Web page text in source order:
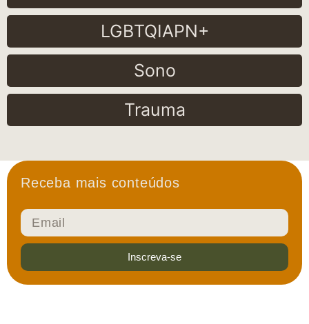
LGBTQIAPN+
Sono
Trauma
Receba mais conteúdos
Inscreva-se